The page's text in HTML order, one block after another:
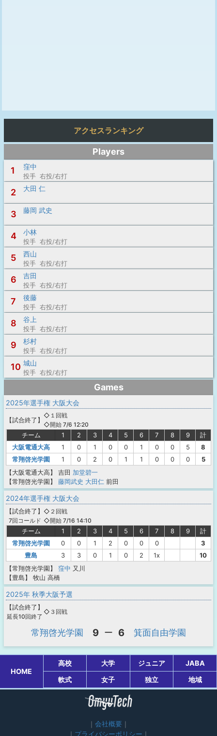
アクセスランキング
Players
1
窪中
投手 右投/右打
2 大田 仁
3 藤岡 武史
4 小林
投手 右投/右打
5 西山
投手 右投/右打
6 吉田
投手 右投/右打
7 後藤
投手 右投/右打
8 谷上
投手 右投/右打
9 杉村
投手 右投/右打
10 城山
投手 右投/右打
Games
2025年選手権 大阪大会
【試合終了 】
◇１回戦
◇開始 7/6 12:20
チーム 1 2 3 4 5 6 7 8 9
計
大阪電通大高
1 0 1 0 0 1 0 0 5
8
常翔啓光学園
1 0 2 0 1 1 0 0 0
5
【大阪電通大高】
吉田 加堂碧一
【常翔啓光学園】
藤岡武史 大田仁 前田
2024年選手権 大阪大会
【試合終了 】
7回コールド
◇２回戦
◇開始 7/16 14:10
チーム 1 2 3 4 5 6 7 8 9
計
常翔啓光学園
0 0 1 2 0 0 0
3
豊島
3 3 0 1 0 2 1x
10
【常翔啓光学園】
窪中 又川
【豊島】
牧山 高橋
2025年 秋季大阪予選
【試合終了 】
延長10回終了
◇３回戦
常翔啓光学園 9 ー 6 箕面自由学園
HOME
高校 大学 ジュニア
JABA
軟式
女子 独立 地域
会社概要
プライバシーポリシー